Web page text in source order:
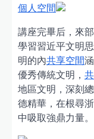
個人空間
講座完畢后，來
學習習近平文明
明的內共享空間
優秀傳統文明，
地區文明，深刻
德精華，在根尋
中吸取強鼎力量。